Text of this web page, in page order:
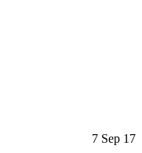
7 Sep 17